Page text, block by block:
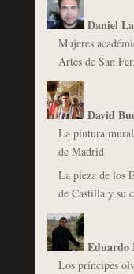
Daniel
Mujeres
Artes de San
David
La pintura mural
de Madrid
La pieza de los
de Castilla y su
Eduardo
Los príncipes